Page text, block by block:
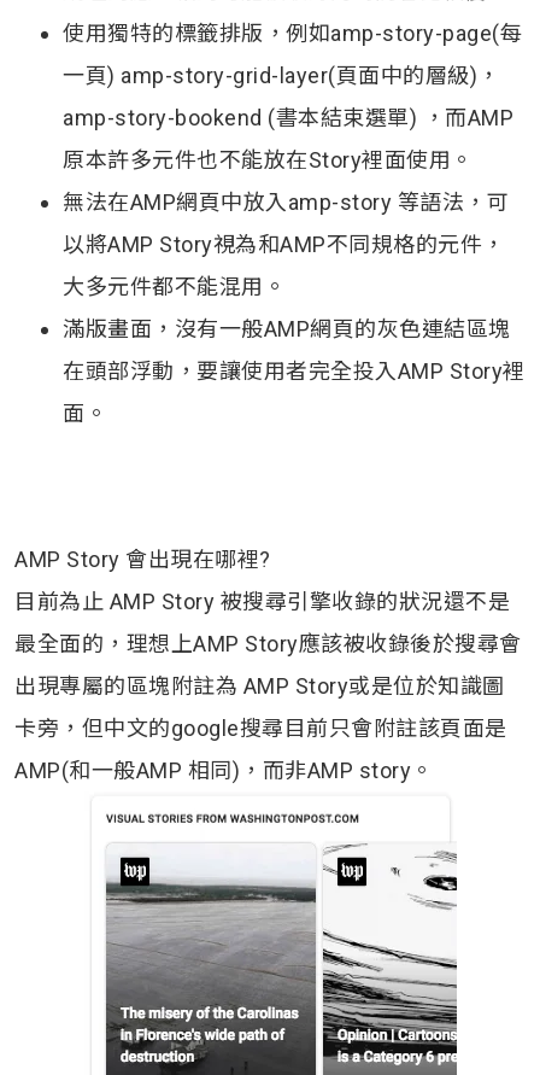
使用獨特的標籤排版，例如amp-story-page(每
一頁) amp-story-grid-layer(頁面中的層級)，
amp-story-bookend (書本結束選單) ，而AMP
原本許多元件也不能放在Story裡面使用。
無法在AMP網頁中放入amp-story 等語法，可
以將AMP Story視為和AMP不同規格的元件，
大多元件都不能混用。
滿版畫面，沒有一般AMP網頁的灰色連結區塊
在頭部浮動，要讓使用者完全投入AMP Story裡
面。
AMP Story 會出現在哪裡?
目前為止 AMP Story 被搜尋引擎收錄的狀況還不是
最全面的，理想上AMP Story應該被收錄後於搜尋會
出現專屬的區塊附註為 AMP Story或是位於知識圖
卡旁，但中文的google搜尋目前只會附註該頁面是
AMP(和一般AMP 相同)，而非AMP story。